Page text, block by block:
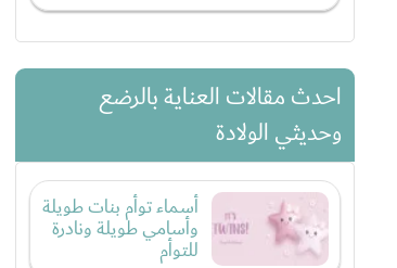
احدث مقالات العناية بالرضع
وحديثي الولادة
أسماء توأم بنات طويلة
وأسامي طويلة ونادرة
للتوأم